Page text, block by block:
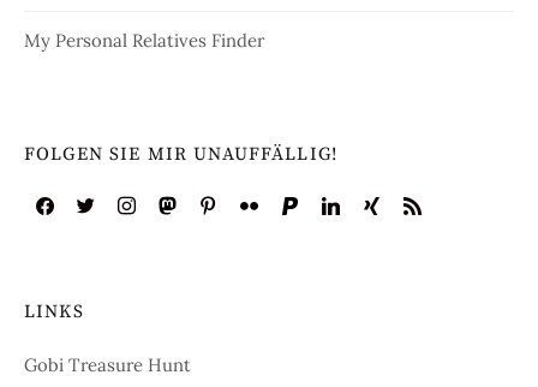
My Personal Relatives Finder
FOLGEN SIE MIR UNAUFFÄLLIG!
LINKS
Gobi Treasure Hunt